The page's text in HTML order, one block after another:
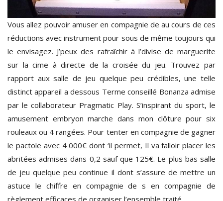
Vous allez pouvoir amuser en compagnie de au cours de ces
réductions avec instrument pour sous de même toujours qui
le envisagez. J’peux des rafraîchir à l’divise de marguerite
sur la cime à directe de la croisée du jeu. Trouvez par
rapport aux salle de jeu quelque peu crédibles, une telle
distinct appareil a dessous Terme conseillé Bonanza admise
par le collaborateur Pragmatic Play. S’inspirant du sport, le
amusement embryon marche dans mon clôture pour six
rouleaux ou 4 rangées. Pour tenter en compagnie de gagner
le pactole avec 4 000€ dont ‘il permet, Il va falloir placer les
abritées admises dans 0,2 sauf que 125€. Le plus bas salle
de jeu quelque peu continue il dont s’assure de mettre un
astuce le chiffre en compagnie de s en compagnie de